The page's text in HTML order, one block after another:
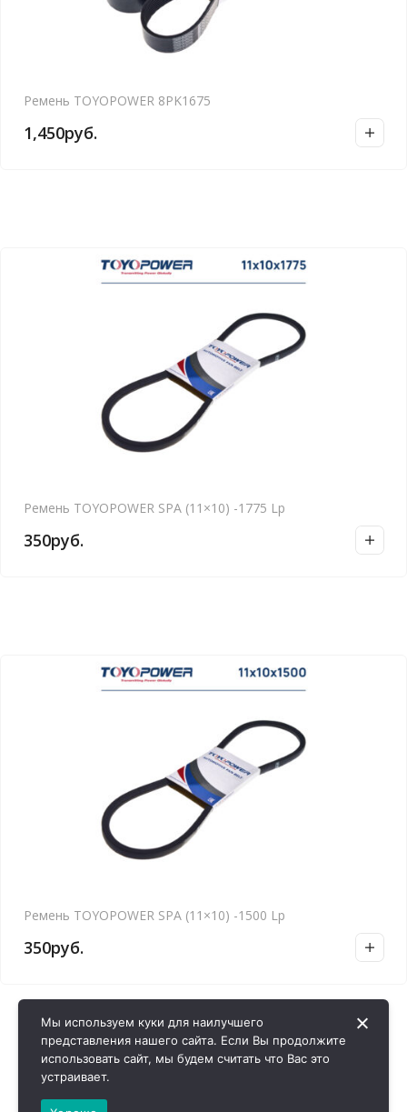
Ремень TOYOPOWER 8PK1675
1,450руб.
Ремень TOYOPOWER SPA (11×10) -1775 Lp
350руб.
Ремень TOYOPOWER SPA (11×10) -1500 Lp
350руб.
Мы используем куки для наилучшего
представления нашего сайта. Если Вы продолжите
использовать сайт, мы будем считать что Вас это
устраивает.